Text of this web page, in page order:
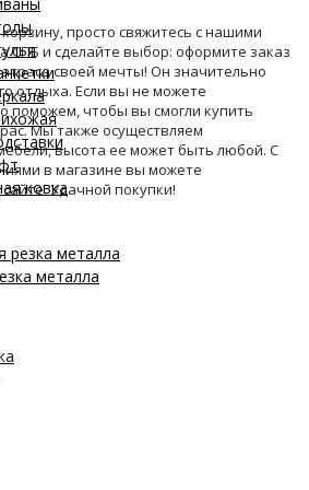
просто свяжитесь с нашими
СПБ и сделайте выбор: оформите заказ
своей мечты! Он значительно
отдыха. Если вы не можете
поможем, чтобы вы смогли купить
Мы также осуществляем
высота ее может быть любой. С
в магазине вы можете
Удачной покупки!
ковка
резка металла
металла